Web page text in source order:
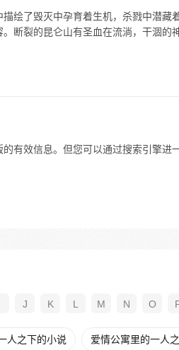
绘了毁灭中孕育着生机，杀戮中潜藏
断裂的昆仑山有圣血在流淌，干涸的
有效信息。但您可以通过搜索引擎进
J K L M N O
人之下的小说 爱情公寓里的一人